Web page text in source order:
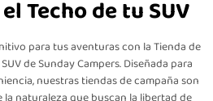
Techo de tu SUV
para tus aventuras con la Tienda de
de Sunday Campers. Diseñada para
nuestras tiendas de campaña son